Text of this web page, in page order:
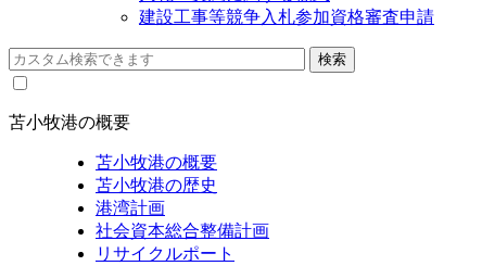
建設工事等競争入札参加資格審査申請
苫小牧港の概要
苫小牧港の概要
苫小牧港の歴史
港湾計画
社会資本総合整備計画
リサイクルポート